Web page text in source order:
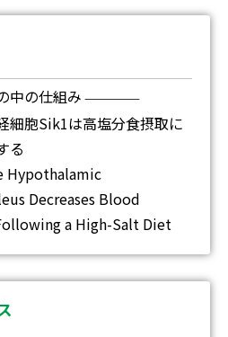
中の仕組み ―
細胞Sik1は高塩分食摂取に
る
Hypothalamic
Decreases Blood
a High-Salt Diet